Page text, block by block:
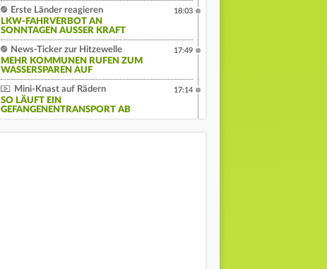
Erste Länder reagieren
LKW-FAHRVERBOT AN
SONNTAGEN AUSSER KRAFT
18:03
News-Ticker zur Hitzewelle
MEHR KOMMUNEN RUFEN ZUM
WASSERSPAREN AUF
17:49
Mini-Knast auf Rädern
SO LÄUFT EIN
GEFANGENENTRANSPORT AB
17:14